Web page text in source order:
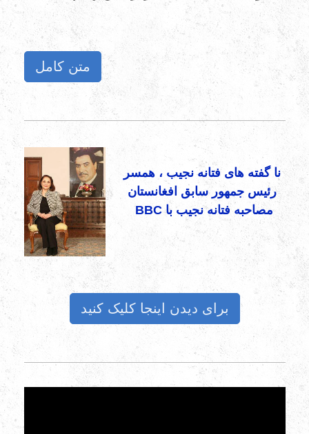
متن کامل
نا گفته های فتانه نجیب ، همسر
رئیس جمهور سابق افغانستان
BBC مصاحبه فتانه نجیب با
برای دیدن اینجا کلیک کنید